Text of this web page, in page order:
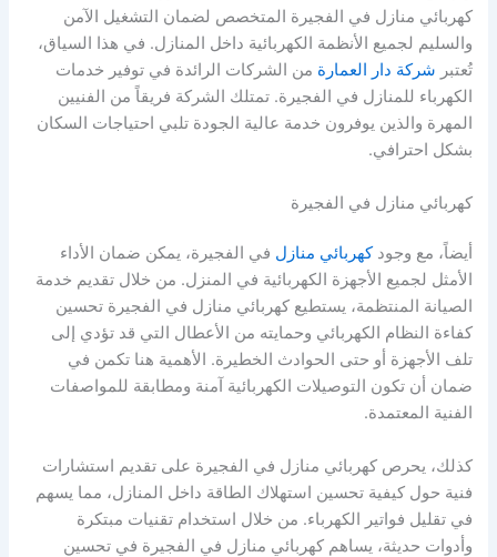
كهربائي منازل في الفجيرة المتخصص لضمان التشغيل الآمن
والسليم لجميع الأنظمة الكهربائية داخل المنازل. في هذا السياق،
تُعتبر شركة دار العمارة من الشركات الرائدة في توفير خدمات
الكهرباء للمنازل في الفجيرة. تمتلك الشركة فريقاً من الفنيين
المهرة والذين يوفرون خدمة عالية الجودة تلبي احتياجات السكان
بشكل احترافي.
كهربائي منازل في الفجيرة
أيضاً، مع وجودكهربائي منازل في الفجيرة، يمكن ضمان الأداء
الأمثل لجميع الأجهزة الكهربائية في المنزل. من خلال تقديم خدمة
الصيانة المنتظمة، يستطيع كهربائي منازل في الفجيرة تحسين
كفاءة النظام الكهربائي وحمايته من الأعطال التي قد تؤدي إلى
تلف الأجهزة أو حتى الحوادث الخطيرة. الأهمية هنا تكمن في
ضمان أن تكون التوصيلات الكهربائية آمنة ومطابقة للمواصفات
الفنية المعتمدة.
كذلك، يحرص كهربائي منازل في الفجيرة على تقديم استشارات
فنية حول كيفية تحسين استهلاك الطاقة داخل المنازل، مما يسهم
في تقليل فواتير الكهرباء. من خلال استخدام تقنيات مبتكرة
وأدوات حديثة، يساهم كهربائي منازل في الفجيرة في تحسين